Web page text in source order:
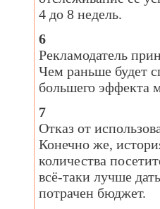
4 до 8 недель.
6
Рекламодатель
Чем раньше будет
большего эффекта
7
Отказ от
Конечно же,
количества
всё-таки лучше
потрачен бюджет.